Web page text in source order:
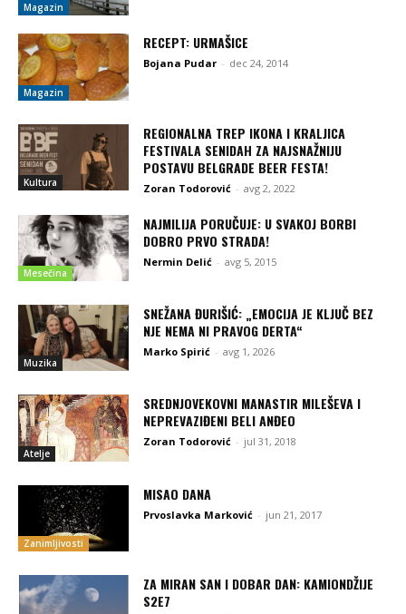
Magazin
Magazin
RECEPT: URMAŠICE
Bojana Pudar - dec 24, 2014
Kultura
REGIONALNA TREP IKONA I KRALJICA
FESTIVALA SENIDAH ZA NAJSNAŽNIJU
POSTAVU BELGRADE BEER FESTA!
Zoran Todorović - avg 2, 2022
Mesečina
NAJMILIJA PORUČUJE: U SVAKOJ BORBI
DOBRO PRVO STRADA!
Nermin Delić - avg 5, 2015
Muzika
SNEŽANA ĐURIŠIĆ: „EMOCIJA JE KLJUČ BEZ
NJE NEMA NI PRAVOG DERTA“
Marko Spirić - avg 1, 2026
Atelje
SREDNJOVEKOVNI MANASTIR MILEŠEVA I
NEPREVAZIĐENI BELI ANĐEO
Zoran Todorović - jul 31, 2018
Zanimljivosti
MISAO DANA
Prvoslavka Marković - jun 21, 2017
ZA MIRAN SAN I DOBAR DAN: KAMIONDŽIJE
S2E7